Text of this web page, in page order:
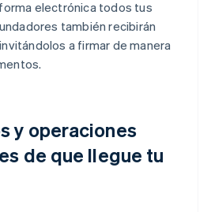
electrónica todos tus
también recibirán
a firmar de manera
y operaciones
de que llegue tu